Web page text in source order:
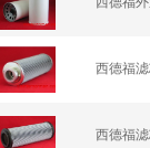
西德福
西德福